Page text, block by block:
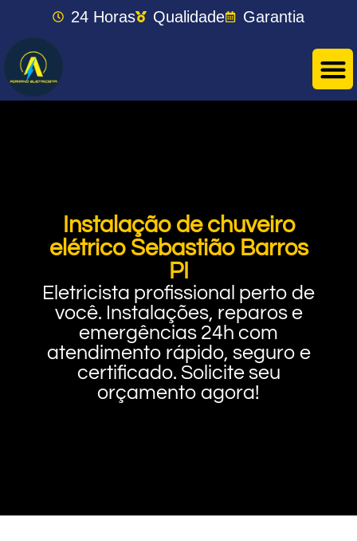
24 Horas Qualidade Garantia
Instalação de chuveiro
elétrico Sebastião Barros
PI
Eletricista profissional perto de
você. Instalações, reparos e
emergências 24h com
atendimento rápido, seguro e
certificado. Solicite seu
orçamento agora!